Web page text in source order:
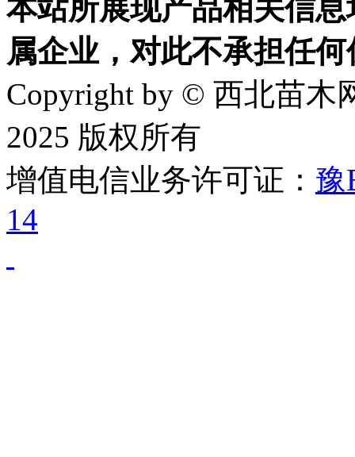
本站所展现产品相关信
属企业，对此不承担任
Copyright by © 西北苗木
2025 版权所有
增值电信业务许可证： 豫
14